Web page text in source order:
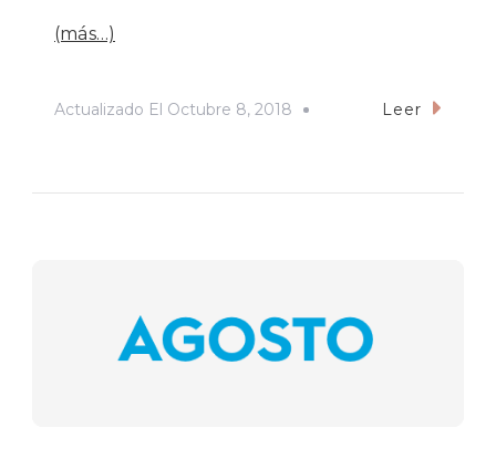
(más…)
Actualizado El Octubre 8, 2018 Leer